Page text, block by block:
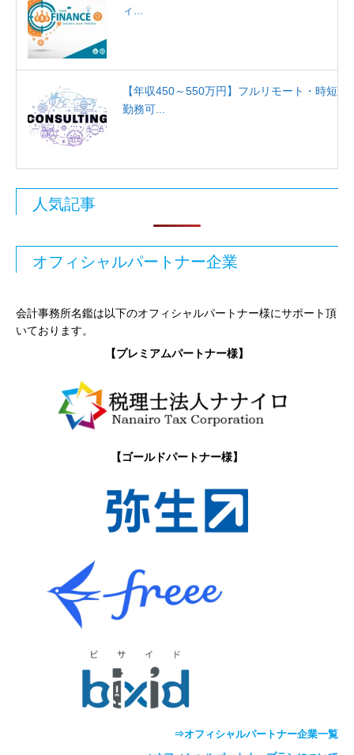
ィ...
【年収450～550万円】フルリモート・時短
勤務可...
人気記事
オフィシャルパートナー企業
会計事務所名鑑は以下のオフィシャルパートナー様にサポート頂
いております。
【プレミアムパートナー様】
【ゴールドパートナー様】
⇒オフィシャルパートナー企業一覧